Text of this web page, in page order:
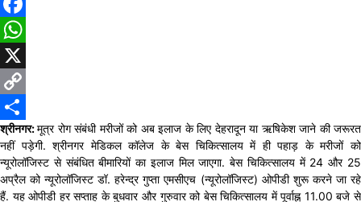
Facebook
WhatsApp
X
Copy
Link
Share
श्रीनगर:मूत्र रोग संबंधी मरीजों को अब इलाज के लिए देहरादून या ऋषिकेश जाने की जरूरत
नहीं पड़ेगी. श्रीनगर मेडिकल कॉलेज के बेस चिकित्सालय में ही पहाड़ के मरीजों को
न्यूरोलॉजिस्ट से संबंधित बीमारियों का इलाज मिल जाएगा. बेस चिकित्सालय में 24 और 25
अप्रैल को न्यूरोलॉजिस्ट डॉ. हरेन्द्र गुप्ता एमसीएच (न्यूरोलॉजिस्ट) ओपीडी शुरू करने जा रहे
हैं. यह ओपीडी हर सप्ताह के बुधवार और गुरुवार को बेस चिकित्सालय में पूर्वाह्न 11.00 बजे से